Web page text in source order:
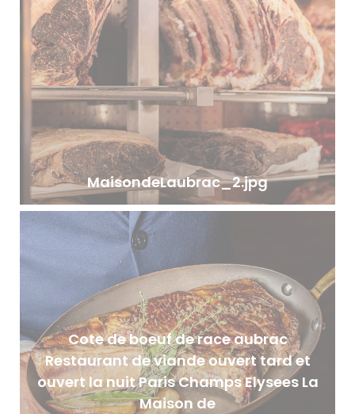
MaisondeLaubrac_2.jpg
Cote de boeuf de race aubrac
Restaurant de viande ouvert tard et
ouvert la nuit Paris Champs Elysees La
Maison de